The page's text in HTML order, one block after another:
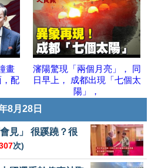
畫
配
瀋陽驚現「兩個月亮」， 同
日早上， 成都出現「七個太
陽」，
8月28日
見」 很蹊蹺？很
次)